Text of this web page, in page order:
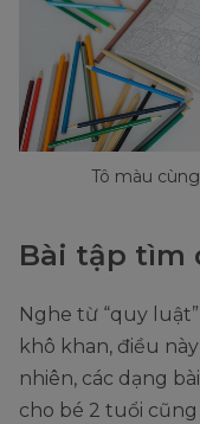
Tô màu
Bài tập tìm
Nghe từ “quy
khô khan, điều
nhiên, các dạng
cho bé 2 tuổi